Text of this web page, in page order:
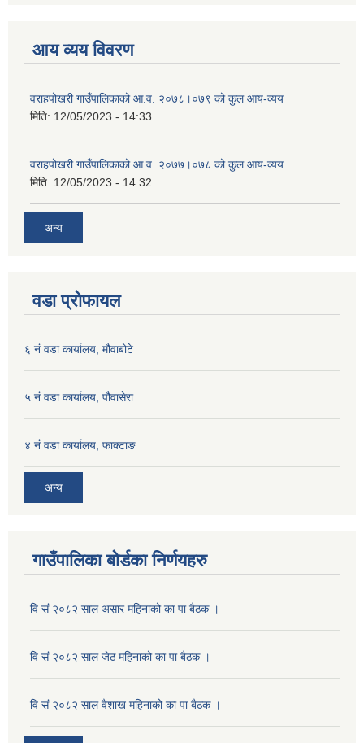
आय व्यय विवरण
वराहपोखरी गाउँपालिकाको आ.व. २०७८।०७९ को कुल आय-व्यय
मिति: 12/05/2023 - 14:33
वराहपोखरी गाउँपालिकाको आ.व. २०७७।०७८ को कुल आय-व्यय
मिति: 12/05/2023 - 14:32
अन्य
वडा प्रोफायल
६ नं वडा कार्यालय, मौवाबोटे
५ नं वडा कार्यालय, पौवासेरा
४ नं वडा कार्यालय, फाक्टाङ
अन्य
गाउँपालिका बोर्डका निर्णयहरु
वि सं २०८२ साल असार महिनाको का पा बैठक ।
वि सं २०८२ साल जेठ महिनाको का पा बैठक ।
वि सं २०८२ साल वैशाख महिनाको का पा बैठक ।